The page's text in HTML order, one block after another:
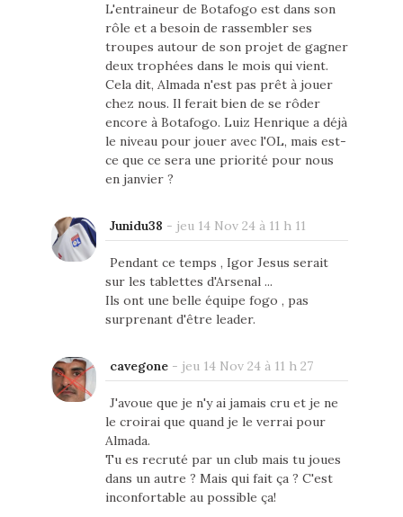
L'entraineur de Botafogo est dans son
rôle et a besoin de rassembler ses
troupes autour de son projet de gagner
deux trophées dans le mois qui vient.
Cela dit, Almada n'est pas prêt à jouer
chez nous. Il ferait bien de se rôder
encore à Botafogo. Luiz Henrique a déjà
le niveau pour jouer avec l'OL, mais est-
ce que ce sera une priorité pour nous
en janvier ?
Junidu38 - jeu 14 Nov 24 à 11 h 11
Pendant ce temps , Igor Jesus serait
sur les tablettes d'Arsenal ...
Ils ont une belle équipe fogo , pas
surprenant d'être leader.
cavegone- jeu 14 Nov 24 à 11 h 27
J'avoue que je n'y ai jamais cru et je ne
le croirai que quand je le verrai pour
Almada.
Tu es recruté par un club mais tu joues
dans un autre ? Mais qui fait ça ? C'est
inconfortable au possible ça!